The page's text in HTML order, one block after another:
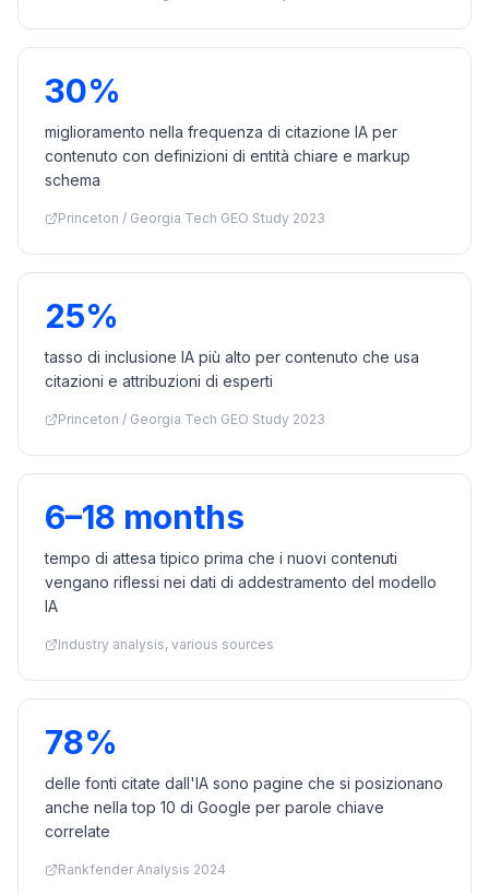
30%
miglioramento nella frequenza di citazione IA per
contenuto con definizioni di entità chiare e markup
schema
Princeton / Georgia Tech GEO Study 2023
25%
tasso di inclusione IA più alto per contenuto che usa
citazioni e attribuzioni di esperti
Princeton / Georgia Tech GEO Study 2023
6–18 months
tempo di attesa tipico prima che i nuovi contenuti
vengano riflessi nei dati di addestramento del modello
IA
Industry analysis, various sources
78%
delle fonti citate dall'IA sono pagine che si posizionano
anche nella top 10 di Google per parole chiave
correlate
Rankfender Analysis 2024